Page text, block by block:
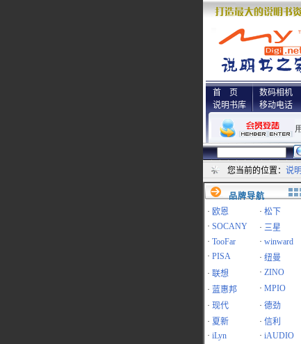
首 页
说明书库
数码相机
移动电话
您当前的位置： 说
品牌导航
· 欧恩 · 松下
· SOCANY · 三星
· TooFar · winward
· PISA · 纽曼
· 联想 · ZINO
· 蓝惠邦 · MPIO
· 现代 · 德劲
· 夏新 · 信利
· iLyn · iAUDIO